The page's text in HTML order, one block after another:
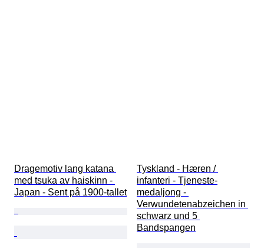
Dragemotiv lang katana
med tsuka av haiskinn -
Japan - Sent på 1900-tallet
Tyskland - Hæren /
infanteri - Tjeneste-
medaljong -
Verwundetenabzeichen in
schwarz und 5
Bandspangen